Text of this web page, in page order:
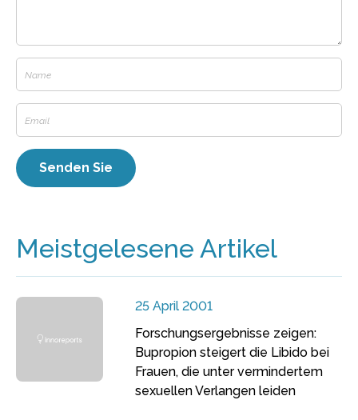
Meistgelesene Artikel
25 April 2001
Forschungsergebnisse zeigen:
Bupropion steigert die Libido bei
Frauen, die unter vermindertem
sexuellen Verlangen leiden